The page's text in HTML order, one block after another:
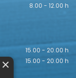
8.00 - 12.00 h
15.00 - 20.00 h
15.00 - 20.00 h
×